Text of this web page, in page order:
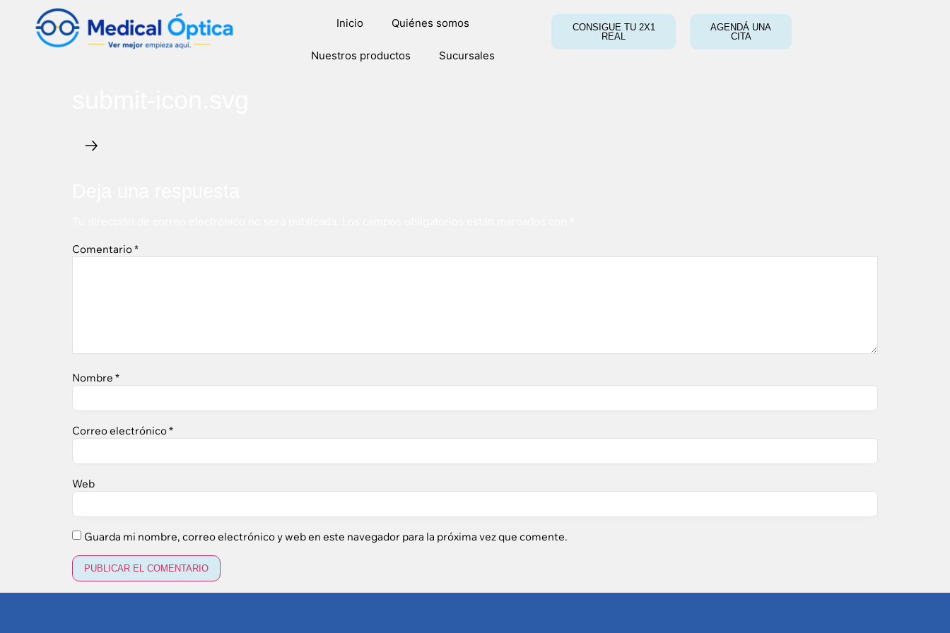
Inicio Quiénes somos
Nuestros productos Sucursales
CONSIGUE TU 2X1
REAL
AGENDÁ UNA
CITA
Comentario*
Nombre *
Correo electrónico*
Web
Guarda mi nombre, correo electrónico y web en este navegador para la próxima vez que comente.